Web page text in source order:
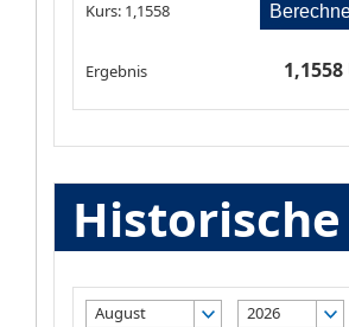
Kurs: 1,1558
Ergebnis 1,1558
August 2026